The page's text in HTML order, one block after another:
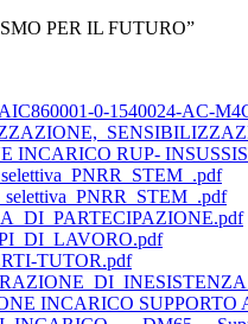
PER IL FUTURO”
0-1540024-AC-
INCARICO RUP-
TUTOR.pdf
INCARICO